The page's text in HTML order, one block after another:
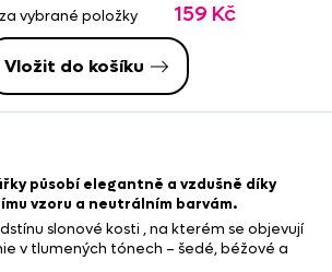
vybrané položky 159 Kč
Vložit do košíku
působí elegantně a vzdušně díky
vzoru a neutrálním barvám.
slonové kosti , na kterém se objevují
v tlumených tónech – šedé, béžové a